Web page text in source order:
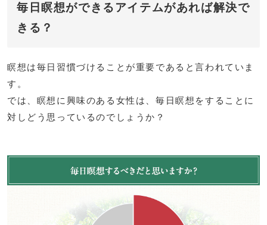
毎日瞑想ができるアイテムがあれば解決で
きる？
瞑想は毎日習慣づけることが重要であると言われていま
す。
では、瞑想に興味のある女性は、毎日瞑想をすることに
対しどう思っているのでしょうか？